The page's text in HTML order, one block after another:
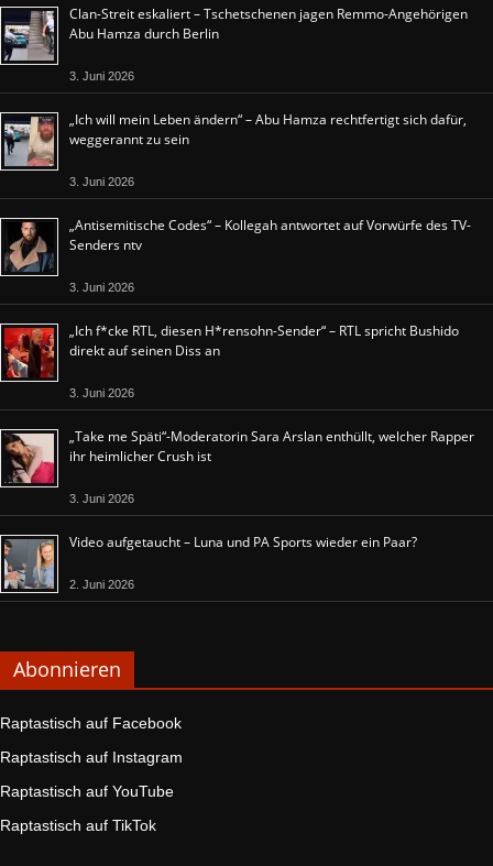
Clan-Streit eskaliert – Tschetschenen jagen Remmo-Angehörigen
Abu Hamza durch Berlin
3. Juni 2026
„Ich will mein Leben ändern“ – Abu Hamza rechtfertigt sich dafür,
weggerannt zu sein
3. Juni 2026
„Antisemitische Codes“ – Kollegah antwortet auf Vorwürfe des TV-
Senders ntv
3. Juni 2026
„Ich f*cke RTL, diesen H*rensohn-Sender“ – RTL spricht Bushido
direkt auf seinen Diss an
3. Juni 2026
„Take me Späti“-Moderatorin Sara Arslan enthüllt, welcher Rapper
ihr heimlicher Crush ist
3. Juni 2026
Video aufgetaucht – Luna und PA Sports wieder ein Paar?
2. Juni 2026
Abonnieren
Raptastisch auf Facebook
Raptastisch auf Instagram
Raptastisch auf YouTube
Raptastisch auf TikTok